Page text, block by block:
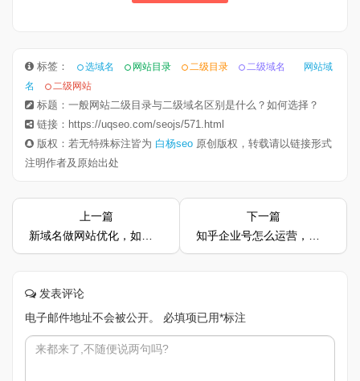
标签： 选域名 网站目录 二级目录 二级域名
网站域
名
二级网站
标题：一般网站二级目录与二级域名区别是什么？如何选择？
链接：https://uqseo.com/seojs/571.html
版权：若无特殊标注皆为 白杨seo 原创版权，转载请以链接形式
注明作者及原始出处
上一篇
新域名做网站优化，如何才能快速的被蜘蛛爬取收录？
下一篇
知乎企业号怎么运营，具体应该怎么做？
发表评论
电子邮件地址不会被公开。
必填项已用*标注